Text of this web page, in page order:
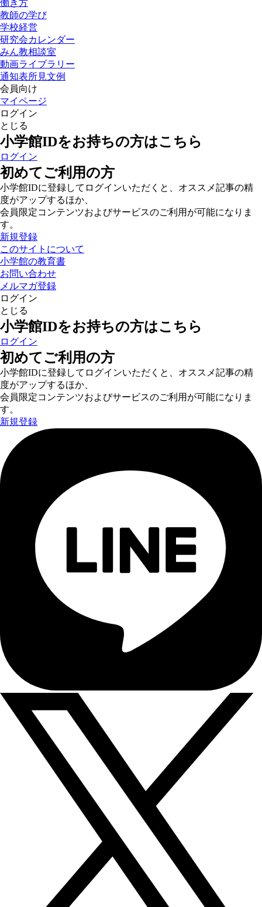
働き方
教師の学び
学校経営
研究会カレンダー
みん教相談室
動画ライブラリー
通知表所見文例
会員向け
マイページ
ログイン
とじる
小学館IDをお持ちの方はこちら
ログイン
初めてご利用の方
小学館IDに登録してログインいただくと、オススメ記事の精
度がアップするほか、
会員限定コンテンツおよびサービスのご利用が可能になりま
す。
新規登録
このサイトについて
小学館の教育書
お問い合わせ
メルマガ登録
ログイン
とじる
小学館IDをお持ちの方はこちら
ログイン
初めてご利用の方
小学館IDに登録してログインいただくと、オススメ記事の精
度がアップするほか、
会員限定コンテンツおよびサービスのご利用が可能になりま
す。
新規登録